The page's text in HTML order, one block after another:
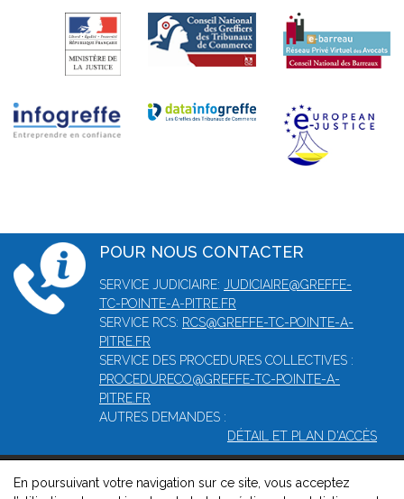
POUR NOUS CONTACTER
SERVICE JUDICIAIRE: JUDICIAIRE@GREFFE-
TC-POINTE-A-PITRE.FR
SERVICE RCS: RCS@GREFFE-TC-POINTE-A-
PITRE.FR
SERVICE DES PROCEDURES COLLECTIVES :
PROCEDURECO@GREFFE-TC-POINTE-A-
PITRE.FR
AUTRES DEMANDES :
DÉTAIL ET PLAN D'ACCÈS
© 2026, Greffe du tribunal mixte de commerce de Pointe-à-
En poursuivant votre navigation sur ce site, vous acceptez